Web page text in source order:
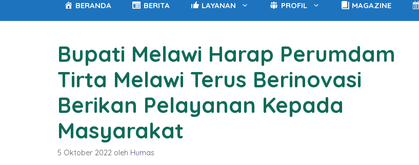
BERANDA BERITA LAYANAN PROFIL MAGAZINE
Bupati Melawi Harap Perumdam
Tirta Melawi Terus Berinovasi
Berikan Pelayanan Kepada
Masyarakat
5 Oktober 2022 oleh Humas